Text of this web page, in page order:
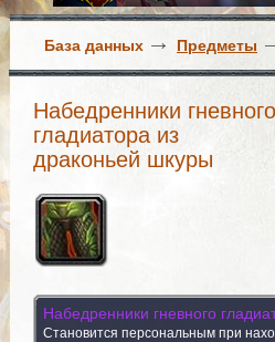
База данных Предметы
Набедренники гневного
гладиатора из
драконьей шкуры
Набедренники гневного
Становится персональным при